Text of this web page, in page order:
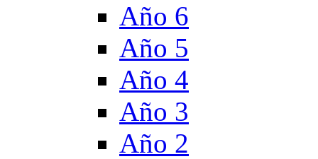
Año 6
Año 5
Año 4
Año 3
Año 2